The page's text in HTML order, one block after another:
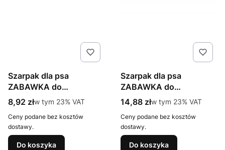
Szarpak dla psa
ZABAWKA do
przeciągania sznurek
Cena brutto
8,92 złw tym %s VAT
w tym 23% VAT
Ceny podane bez kosztów
dostawy.
Do koszyka
Szarpak dla psa
ZABAWKA do
przeciągania sznurek
Cena brutto
14,88 złw tym %s VAT
w tym 23% VAT
Ceny podane bez kosztów
dostawy.
Do koszyka